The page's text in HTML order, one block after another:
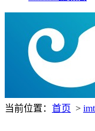
当前位置： 首页 >